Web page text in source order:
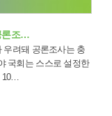
론조…
사는 충
국회는 스스로 설정한
돼 지난 4월 10…